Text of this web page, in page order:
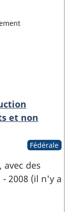
et non
Fédérale
avec des
2008 (il n'y a